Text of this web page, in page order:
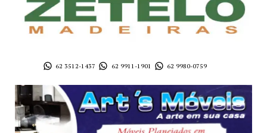
62 3512-1437 62 9911-1901 62 9980-0759